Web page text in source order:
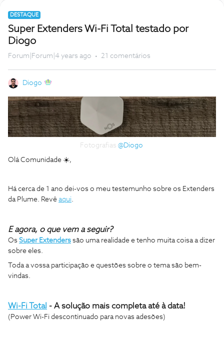
DESTAQUE
Super Extenders Wi-Fi Total testado por
Diogo
Forum|Forum|4 years ago 21 comentários
Diogo
Fotografias @Diogo
Olá Comunidade ☀️,
Há cerca de 1 ano dei-vos o meu testemunho sobre os Extenders
da Plume. Revê aqui.
E agora, o que vem a seguir?
Os Super Extenders são uma realidade e tenho muita coisa a dizer
sobre eles.
Toda a vossa participação e questões sobre o tema são bem-
vindas.
Wi-Fi Total - A solução mais completa até à data!
(Power Wi-Fi descontinuado para novas adesões)